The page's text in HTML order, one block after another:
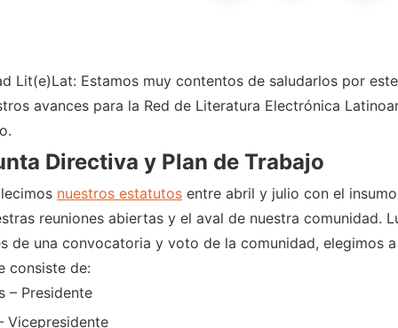
Lit(e)Lat: Estamos muy contentos de saludarlos por
avances para la Red de Literatura Electrónica
Directiva y Plan de Trabajo
nuestros estatutos entre abril y julio con el
reuniones abiertas y el aval de nuestra comunidad.
de una convocatoria y voto de la comunidad, elegimos
consiste de:
– Presidente
Vicepresidente